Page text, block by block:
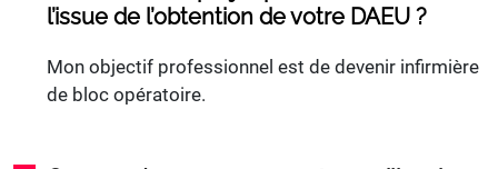
l’issue de l’obtention de votre DAEU ?
Mon objectif professionnel est de devenir infirmière
de bloc opératoire.